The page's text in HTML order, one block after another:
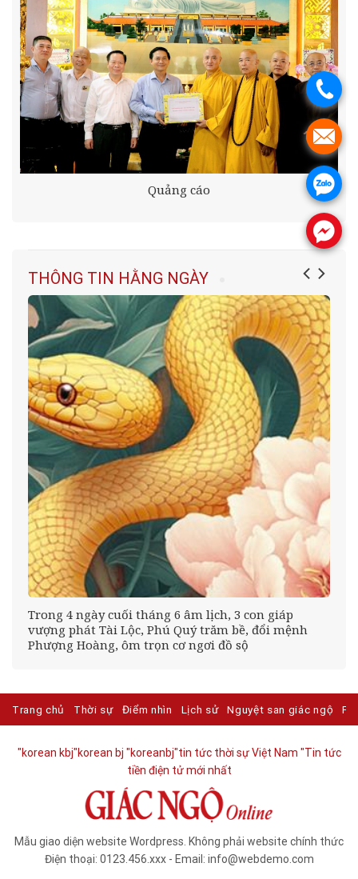
Quảng cáo
THÔNG TIN HẰNG NGÀY
Trong 4 ngày cuối tháng 6 âm lịch, 3 con giáp
vượng phát Tài Lộc, Phú Quý trăm bề, đổi mệnh
Phượng Hoàng, ôm trọn cơ ngơi đồ sộ
Trang chủ Thời sự Điểm nhìn Lịch sử Nguyệt san giác ngộ
"korean kbj​"korean bj "koreanbj​"tin tức thời sự Việt Nam "Tin tức
tiền điện tử mới nhất​
Mẫu giao diện website Wordpress. Không phải website chính thức
Điện thoại: 0123.456.xxx - Email: info@webdemo.com
.
.
.
.